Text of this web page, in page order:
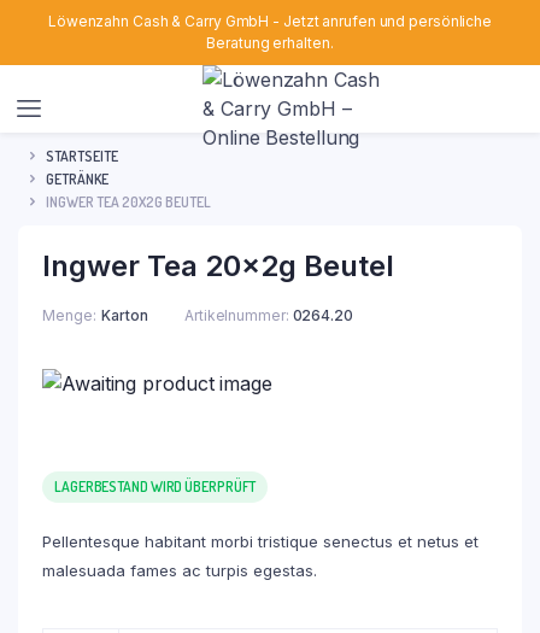
Löwenzahn Cash & Carry GmbH - Jetzt anrufen und persönliche
Beratung erhalten.
STARTSEITE
GETRÄNKE
INGWER TEA 20X2G BEUTEL
Ingwer Tea 20x2g Beutel
Menge Karton Artikelnummer: 0264.20
LAGERBESTAND WIRD ÜBERPRÜFT
Pellentesque habitant morbi tristique senectus et netus et
malesuada fames ac turpis egestas.